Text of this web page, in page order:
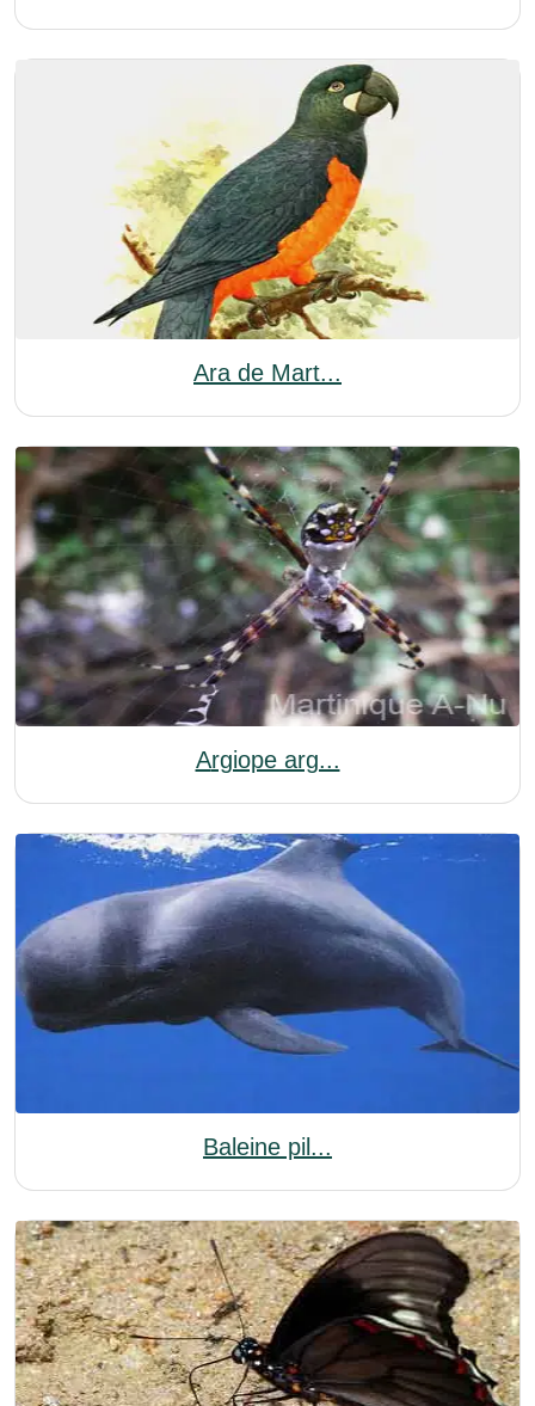
Ara de Mart...
Argiope arg...
Baleine pil...